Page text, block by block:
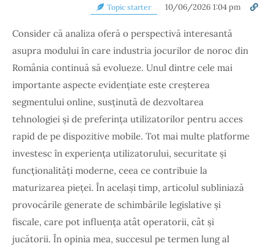
Topic starter 10/06/2026 1:04 pm
Consider că analiza oferă o perspectivă interesantă
asupra modului în care industria jocurilor de noroc din
România continuă să evolueze. Unul dintre cele mai
importante aspecte evidențiate este creșterea
segmentului online, susținută de dezvoltarea
tehnologiei și de preferința utilizatorilor pentru acces
rapid de pe dispozitive mobile. Tot mai multe platforme
investesc în experiența utilizatorului, securitate și
funcționalități moderne, ceea ce contribuie la
maturizarea pieței. În același timp, articolul subliniază
provocările generate de schimbările legislative și
fiscale, care pot influența atât operatorii, cât și
jucătorii. În opinia mea, succesul pe termen lung al